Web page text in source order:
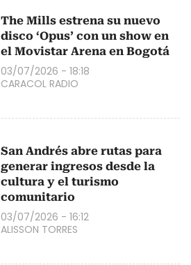
The Mills estrena su nuevo
disco ‘Opus’ con un show en
el Movistar Arena en Bogotá
03/07/2026 - 18:18
CARACOL RADIO
San Andrés abre rutas para
generar ingresos desde la
cultura y el turismo
comunitario
03/07/2026 - 16:12
ALISSON TORRES